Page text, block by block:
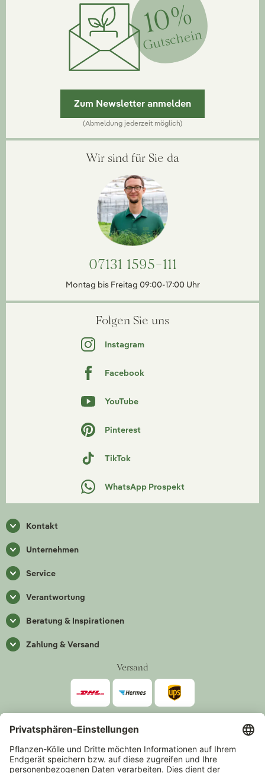
10%
Gutschein
Zum Newsletter anmelden
(Abmeldung jederzeit möglich)
Wir sind für Sie da
07131 1595-111
Montag bis Freitag 09:00-17:00 Uhr
Folgen Sie uns
Instagram
Facebook
YouTube
Pinterest
TikTok
WhatsApp Prospekt
Kontakt
Unternehmen
Service
Verantwortung
Beratung & Inspirationen
Zahlung & Versand
Versand
Zahlarten